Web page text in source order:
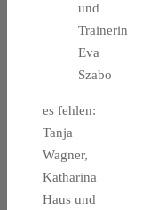
und
Trainerin
Eva
Szabo
es fehlen:
Tanja
Wagner,
Katharina
Haus und